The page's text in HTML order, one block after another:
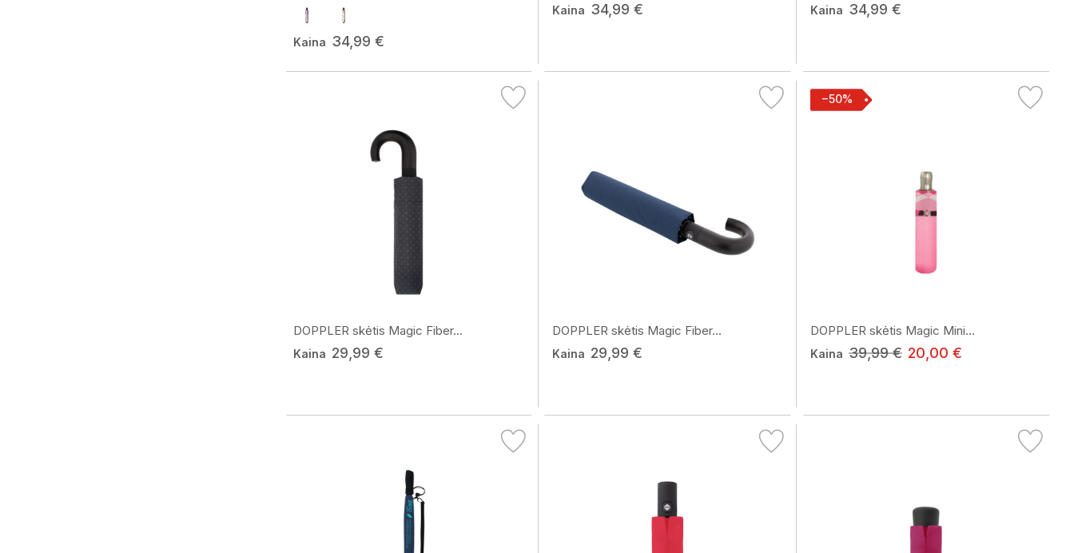
Kaina 34,99 €
Kaina 34,99 € Kaina 34,99 €
DOPPLER skėtis Magic Fiber...
Kaina 29,99 €
DOPPLER skėtis Magic Fiber...
Kaina 29,99 €
−50%
DOPPLER skėtis Magic Mini...
Kaina 39,99 € 20,00 €